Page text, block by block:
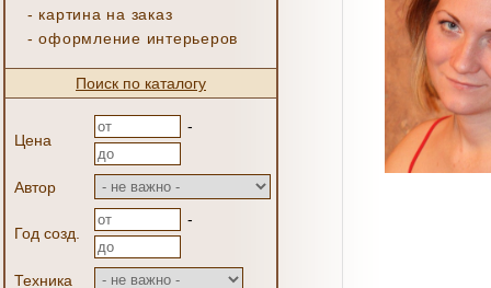
- картина на заказ
-оформление интерьеров
Поиск по каталогу
Цена
-
Автор
Год созд.
-
Техника